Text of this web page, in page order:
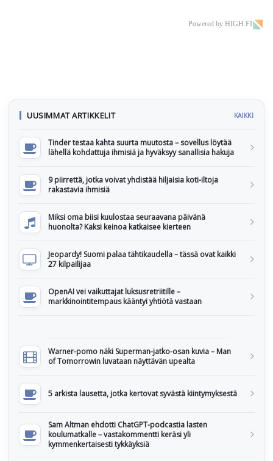
Powered by HIGH.FI
UUSIMMAT ARTIKKELIT KAIKKI
Tinder testaa kahta suurta muutosta – sovellus löytää
lähellä kohdattuja ihmisiä ja hyväksyy sanallisia hakuja
9 piirrettä, jotka voivat yhdistää hiljaisia koti-iltoja
rakastavia ihmisiä
Miksi oma biisi kuulostaa seuraavana päivänä
huonolta? Kaksi keinoa katkaisee kierteen
Jeopardy! Suomi palaa tähtikaudella – tässä ovat kaikki
27 kilpailijaa
OpenAI vei vaikuttajat luksusretriitille –
markkinointitempaus kääntyi yhtiötä vastaan
Warner-pomo näki Superman-jatko-osan kuvia – Man
of Tomorrowin luvataan näyttävän upealta
5 arkista lausetta, jotka kertovat syvästä kiintymyksestä
Sam Altman ehdotti ChatGPT-podcastia lasten
koulumatkalle – vastakommentti keräsi yli
kymmenkertaisesti tykkäyksiä